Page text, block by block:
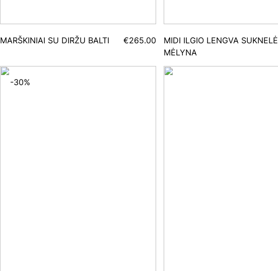
MARŠKINIAI SU DIRŽU BALTI €265.00
MIDI ILGIO LENGVA SUKNELĖ
MĖLYNA
-30%